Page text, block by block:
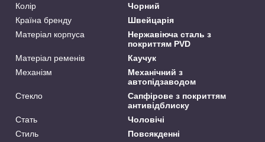
Колір
Чорний
Країна бренду
Швейцарія
Матеріал корпуса
Нержавіюча сталь з
покриттям PVD
Матеріал ременів
Каучук
Механізм
Механічний з
автопідзаводом
Стекло
Сапфірове з покриттям
антивідблиску
Стать
Чоловічі
Стиль
Повсякденні